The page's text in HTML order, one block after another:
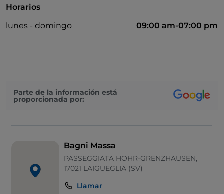
Horarios
lunes - domingo
09:00 am-07:00 pm
Parte de la información está
proporcionada por:
Bagni Massa
PASSEGGIATA HOHR-GRENZHAUSEN,
17021 LAIGUEGLIA (SV)
Llamar